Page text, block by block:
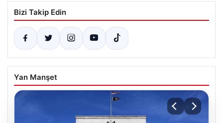
Bizi Takip Edin
Yan Manşet